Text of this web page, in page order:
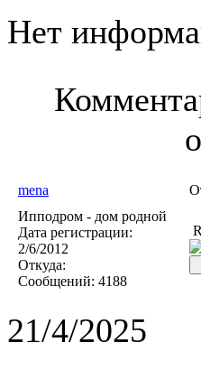
Нет
mena
Ипподром - дом родной
Дата регистрации:
2/6/2012
Откуда:
Сообщений: 4188
21/4/2025